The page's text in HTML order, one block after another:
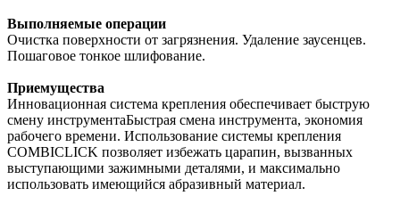
Выполняемые операции
Очистка поверхности от загрязнения. Удаление заусенцев.
Пошаговое тонкое шлифование.
Приемущества
Инновационная система крепления обеспечивает быструю
смену инструментаБыстрая смена инструмента, экономия
рабочего времени. Использование системы крепления
COMBICLICK позволяет избежать царапин, вызванных
выступающими зажимными деталями, и максимально
использовать имеющийся абразивный материал.